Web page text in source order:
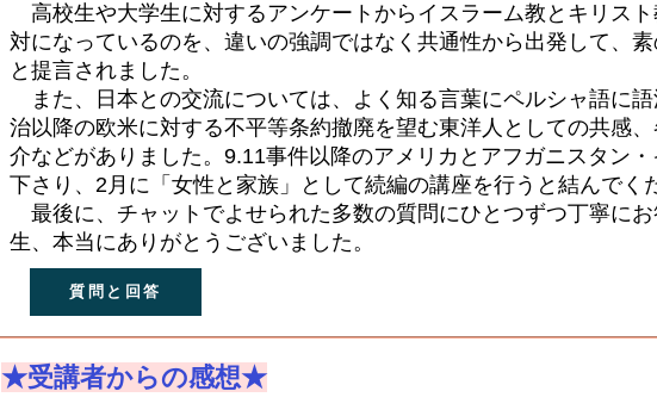
高校生や大学生に対するアンケートからイスラーム教とキリス
対になっているのを、違いの強調ではなく共通性から出発して、
と提言されました。
また、日本との交流については、よく知る言葉にペルシャ語に
治以降の欧米に対する不平等条約撤廃を望む東洋人としての共感
介などがありました。9.11事件以降のアメリカとアフガニスタン
下さり、2月に「女性と家族」として続編の講座を行うと結んでく
最後に、チャットでよせられた多数の質問にひとつずつ丁寧に
生、本当にありがとうございました​。
質問と回答
★受講者からの感想★